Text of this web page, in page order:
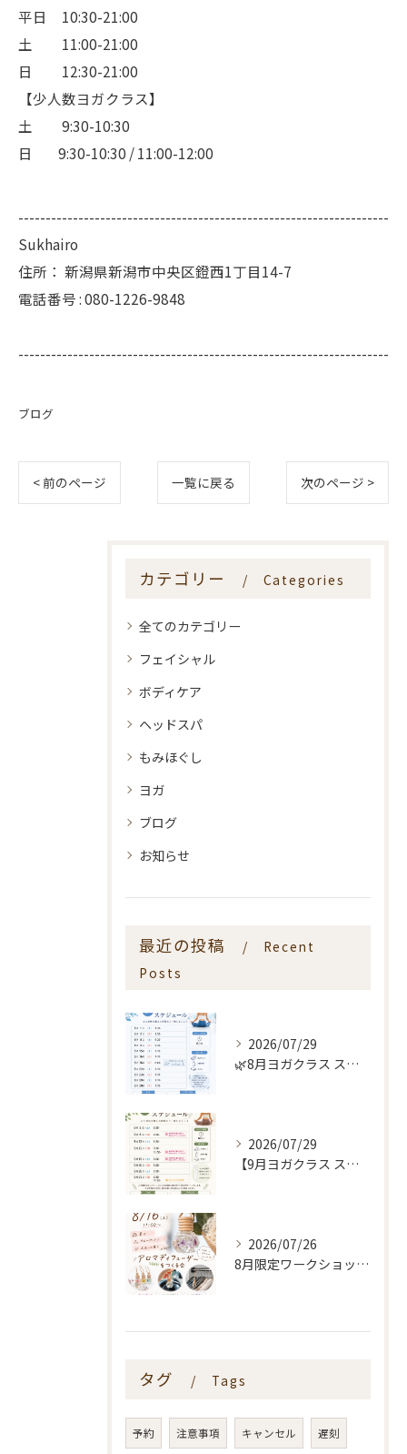
平日 10:30-21:00
土 11:00-21:00
日 12:30-21:00
【少人数ヨガクラス】
土 9:30-10:30
日 9:30-10:30 / 11:00-12:00
--------------------------------------------------------------------
Sukhairo
住所： 新潟県新潟市中央区鐙西1丁目14-7
電話番号 :080-1226-9848
--------------------------------------------------------------------
ブログ
< 前のページ 一覧に戻る 次のページ >
カテゴリー Categories
全てのカテゴリー
フェイシャル
ボディケア
ヘッドスパ
もみほぐし
ヨガ
ブログ
お知らせ
最近の投稿
Recent
Posts
2026/07/29
🌿8月ヨガクラス スケジュールのお知らせ🌿
2026/07/29
【9月ヨガクラス スケジュールのお知らせ🌿】
2026/07/26
8月限定ワークショップ🌿🫧
タグ Tags
予約 注意事項 キャンセル 遅刻